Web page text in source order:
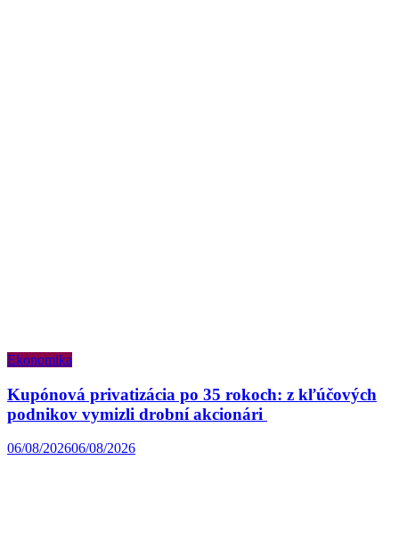
Ekonomika
Kupónová privatizácia po 35 rokoch: z kľúčových
podnikov vymizli drobní akcionári
06/08/202606/08/2026